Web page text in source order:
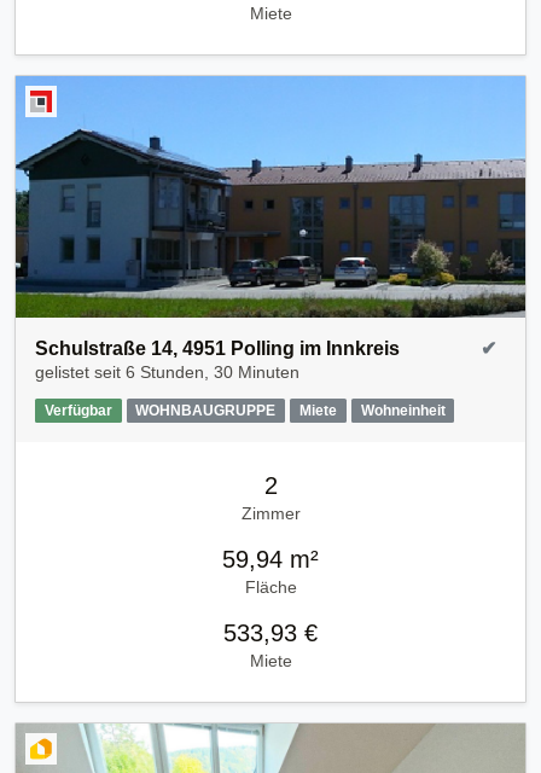
Miete
Schulstraße 14, 4951 Polling im Innkreis
gelistet seit 6 Stunden, 30 Minuten
Verfügbar WOHNBAUGRUPPE Miete Wohneinheit
✔
2
Zimmer
59,94 m²
Fläche
533,93 €
Miete